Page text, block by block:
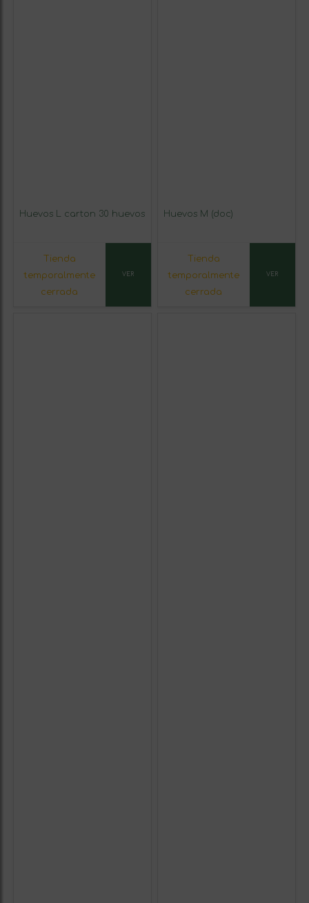
Huevos L carton 30 huevos
Tienda
temporalmente
cerrada
VER
Huevos M (doc)
Tienda
temporalmente
cerrada
VER